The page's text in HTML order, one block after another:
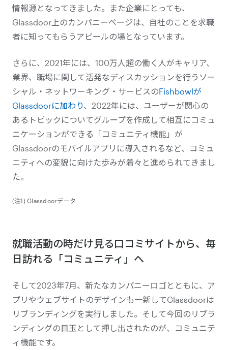
情報源となってきました。また企業にとっても、
Glassdoor上のカンパニーページは、自社のことを求職
者に知ってもらうアピールの場となっています。
さらに、2021年には、100万人超の働く人がキャリア、
業界、職場に関して活発なディスカッションを行うソー
シャル・ネットワーキング・サービスのFishbowlが
Glassdoorに加わり、2022年には、ユーザーが関心の
あるトピックについてグループを作成して相互にコミュ
ニケーションができる「コミュニティ機能」が
Glassdoorのモバイルアプリに導入されるなど、コミュ
ニティへの変貌に向けた歩みが着々と進められてきまし
た。
(注1) Glassdoorデータ
就職活動の時だけ見る口コミサイトから、毎
日訪れる「コミュニティ」へ
そして2023年7月、新たなカンパニーロゴとともに、ア
プリやウェブサイトのデザインも一新してGlassdoorは
リブランディングを実行しました。そして今回のリブラ
ンディングの目玉として押し出されたのが、コミュニテ
ィ機能です。